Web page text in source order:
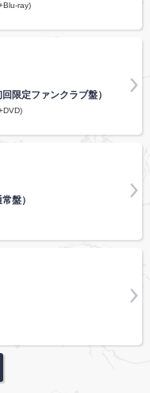
ray)
限定ファンクラブ盤）
盤）